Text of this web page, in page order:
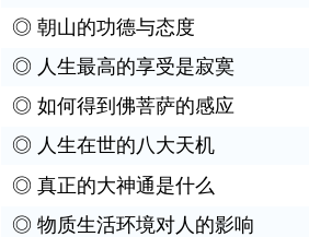
◎ 朝山的功德与态度
◎ 人生最高的享受是寂寞
◎ 如何得到佛菩萨的感应
◎ 人生在世的八大天机
◎ 真正的大神通是什么
◎ 物质生活环境对人的影响